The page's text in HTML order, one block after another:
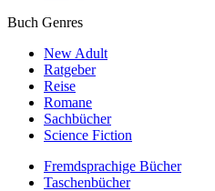
Buch Genres
New Adult
Ratgeber
Reise
Romane
Sachbücher
Science Fiction
Fremdsprachige Bücher
Taschenbücher